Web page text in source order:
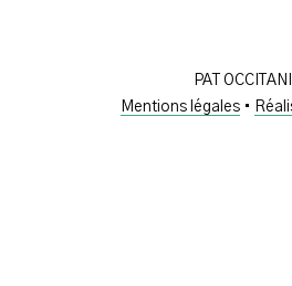
PAT
Mentions légales•